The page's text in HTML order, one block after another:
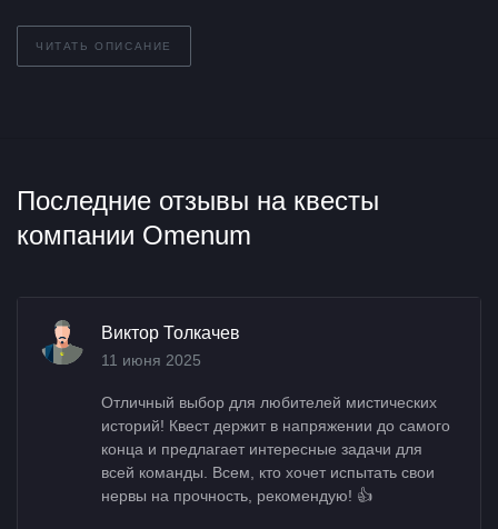
ЧИТАТЬ ОПИСАНИЕ
Последние отзывы на квесты
компании Omenum
Виктор Толкачев
11 июня 2025
Отличный выбор для любителей мистических
историй! Квест держит в напряжении до самого
конца и предлагает интересные задачи для
всей команды. Всем, кто хочет испытать свои
нервы на прочность, рекомендую! 👍